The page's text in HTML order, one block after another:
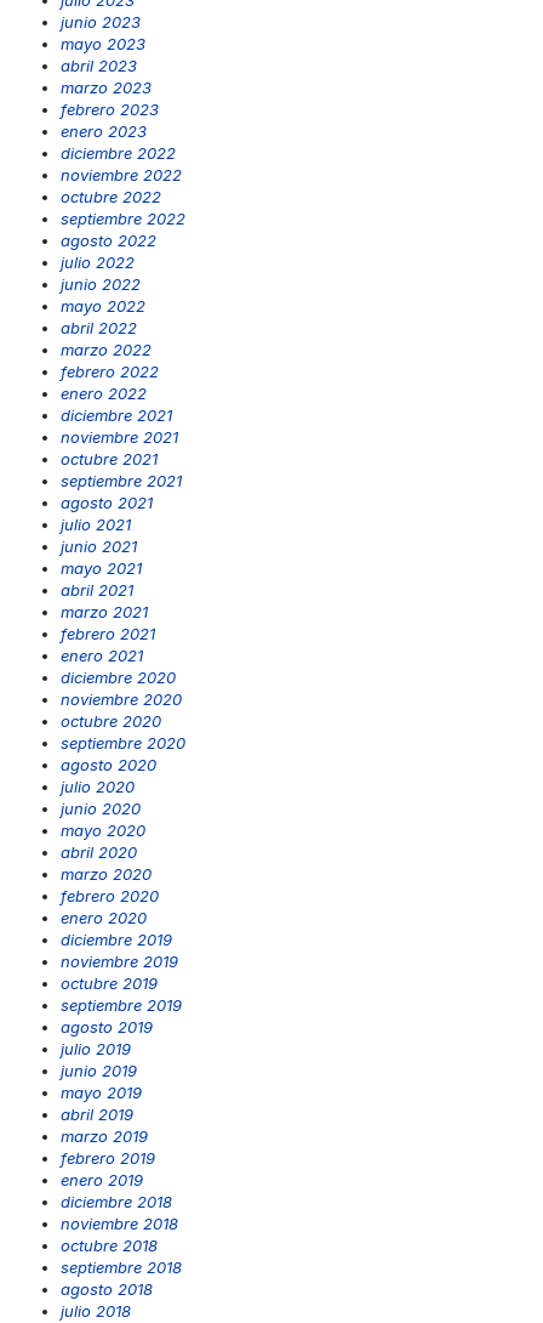
junio 2023
mayo 2023
abril 2023
marzo 2023
febrero 2023
enero 2023
diciembre 2022
noviembre 2022
octubre 2022
septiembre 2022
agosto 2022
julio 2022
junio 2022
mayo 2022
abril 2022
marzo 2022
febrero 2022
enero 2022
diciembre 2021
noviembre 2021
octubre 2021
septiembre 2021
agosto 2021
julio 2021
junio 2021
mayo 2021
abril 2021
marzo 2021
febrero 2021
enero 2021
diciembre 2020
noviembre 2020
octubre 2020
septiembre 2020
agosto 2020
julio 2020
junio 2020
mayo 2020
abril 2020
marzo 2020
febrero 2020
enero 2020
diciembre 2019
noviembre 2019
octubre 2019
septiembre 2019
agosto 2019
julio 2019
junio 2019
mayo 2019
abril 2019
marzo 2019
febrero 2019
enero 2019
diciembre 2018
noviembre 2018
octubre 2018
septiembre 2018
agosto 2018
julio 2018